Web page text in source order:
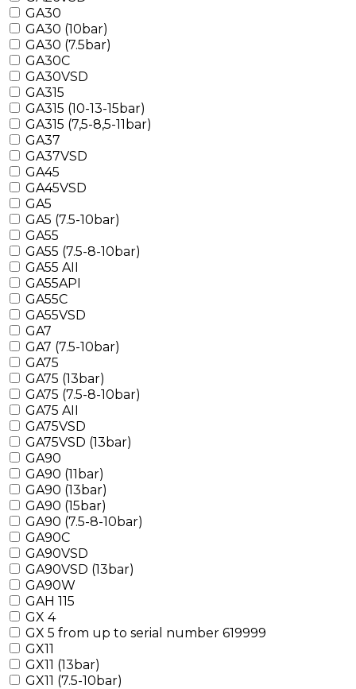
GA30
GA30 (10bar)
GA30 (7.5bar)
GA30C
GA30VSD
GA315
GA315 (10-13-15bar)
GA315 (7,5-8,5-11bar)
GA37
GA37VSD
GA45
GA45VSD
GA5
GA5 (7.5-10bar)
GA55
GA55 (7.5-8-10bar)
GA55 AII
GA55API
GA55C
GA55VSD
GA7
GA7 (7.5-10bar)
GA75
GA75 (13bar)
GA75 (7.5-8-10bar)
GA75 AII
GA75VSD
GA75VSD (13bar)
GA90
GA90 (11bar)
GA90 (13bar)
GA90 (15bar)
GA90 (7.5-8-10bar)
GA90C
GA90VSD
GA90VSD (13bar)
GA90W
GAH 115
GX 4
GX 5 from up to serial number 619999
GX11
GX11 (13bar)
GX11 (7.5-10bar)